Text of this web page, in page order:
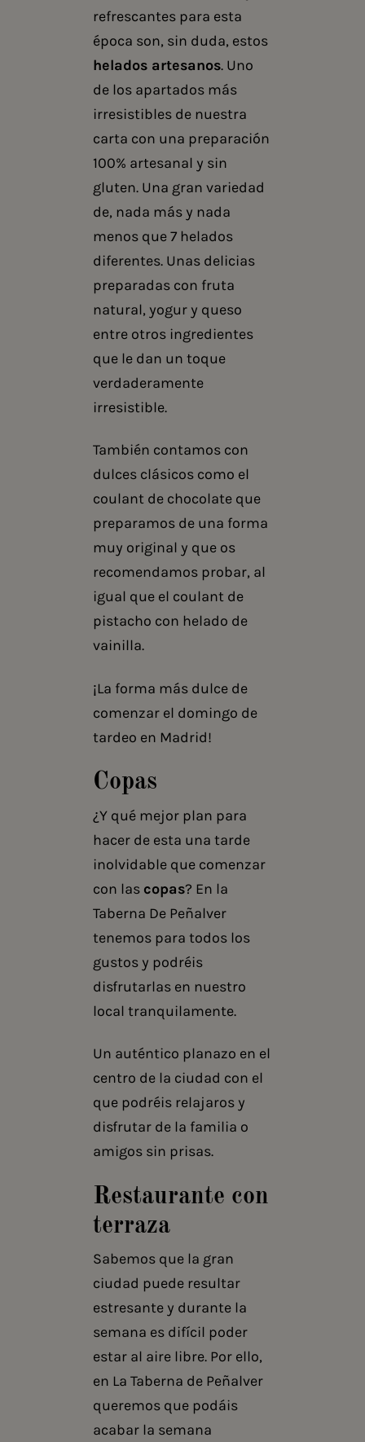
refrescantes para esta
época son, sin duda, estos
helados artesanos. Uno
de los apartados más
irresistibles de nuestra
carta con una preparación
100% artesanal y sin
gluten. Una gran variedad
de, nada más y nada
menos que 7 helados
diferentes. Unas delicias
preparadas con fruta
natural, yogur y queso
entre otros ingredientes
que le dan un toque
verdaderamente
irresistible.
También contamos con
dulces clásicos como el
coulant de chocolate que
preparamos de una forma
muy original y que os
recomendamos probar, al
igual que el coulant de
pistacho con helado de
vainilla.
¡La forma más dulce de
comenzar el domingo de
tardeo en Madrid!
Copas
¿Y qué mejor plan para
hacer de esta una tarde
inolvidable que comenzar
con las copas? En la
Taberna De Peñalver
tenemos para todos los
gustos y podréis
disfrutarlas en nuestro
local tranquilamente.
Un auténtico planazo en el
centro de la ciudad con el
que podréis relajaros y
disfrutar de la familia o
amigos sin prisas.
Restaurante con
terraza
Sabemos que la gran
ciudad puede resultar
estresante y durante la
semana es difícil poder
estar al aire libre. Por ello,
en La Taberna de Peñalver
queremos que podáis
acabar la semana